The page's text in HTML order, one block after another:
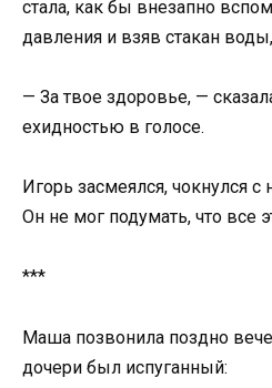
стала, как бы внезапно
давления и взяв стакан
— За твое здоровье, —
ехидностью в голосе.
Игорь засмеялся, чокнулся
Он не мог подумать, что все
***
Маша позвонила поздно
дочери был испуганный: